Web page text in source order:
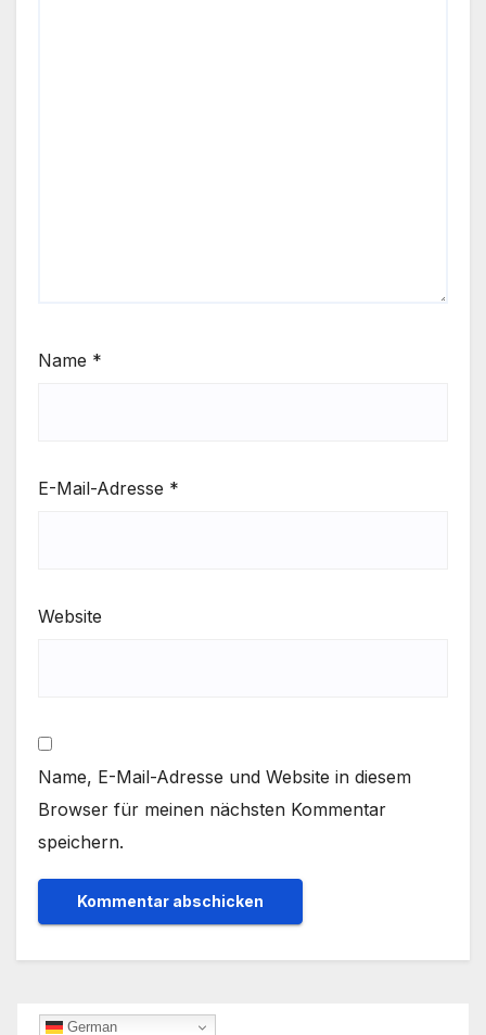
Name *
E-Mail-Adresse *
Website
Name, E-Mail-Adresse und Website in diesem
Browser für meinen nächsten Kommentar
speichern.
German